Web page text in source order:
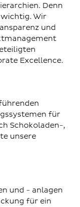
Denn
Wir
und
Excellence.
für
Schokoladen-,
unsere
und - anlagen
für ein